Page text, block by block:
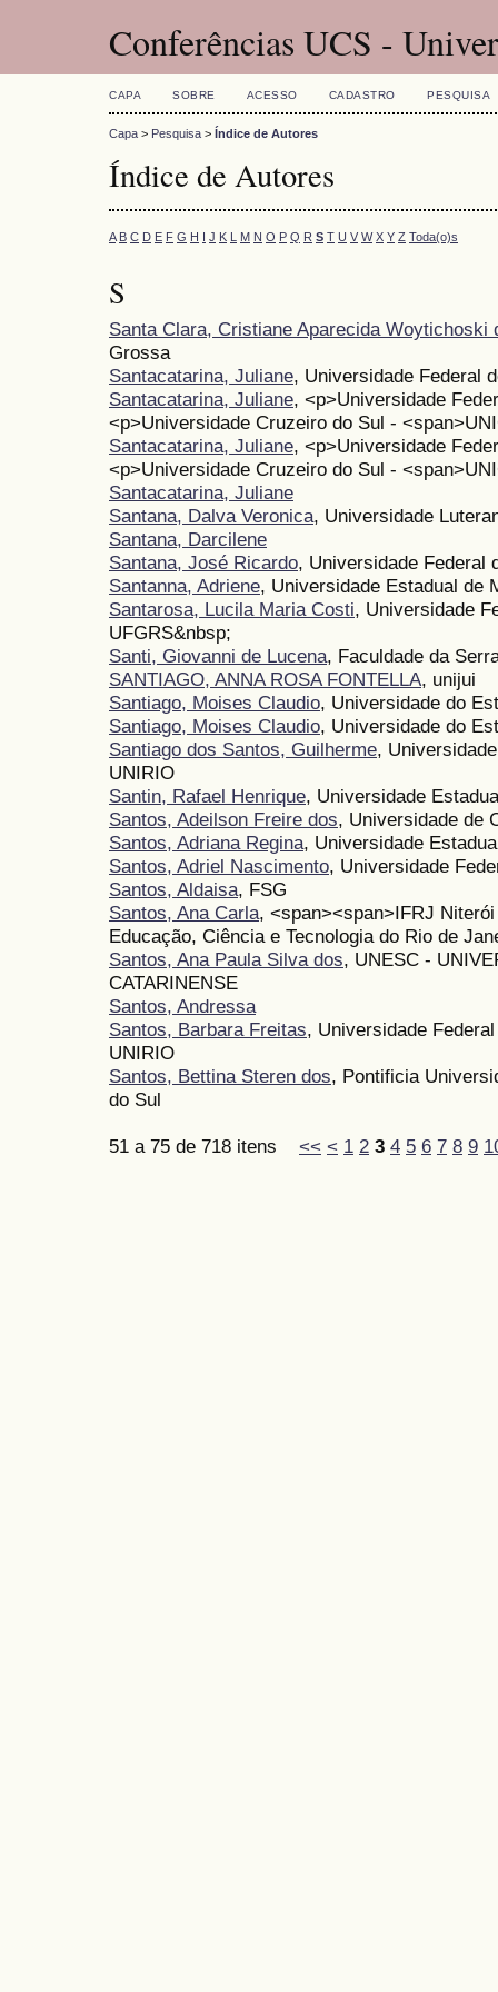
Conferências UCS -
CAPA SOBRE ACESSO CADASTRO PESQUISA
Capa > Pesquisa > Índice de Autores
Índice de Autores
A B C D E F G H I J K L M N O P Q R S T U V W X Y Z Toda(o)s
S
Santa Clara, Cristiane Aparecida Woytichoski
Grossa
Santacatarina, Juliane, Universidade Federal
Santacatarina, Juliane, <p>Universidade
<p>Universidade Cruzeiro do Sul -
Santacatarina, Juliane, <p>Universidade
<p>Universidade Cruzeiro do Sul -
Santacatarina, Juliane
Santana, Dalva Veronica, Universidade
Santana, Darcilene
Santana, José Ricardo, Universidade Federal
Santanna, Adriene, Universidade Estadual de
Santarosa, Lucila Maria Costi, Universidade
UFGRS&nbsp;
Santi, Giovanni de Lucena, Faculdade da
SANTIAGO, ANNA ROSA FONTELLA, unijui
Santiago, Moises Claudio, Universidade do
Santiago, Moises Claudio, Universidade do
Santiago dos Santos, Guilherme,
UNIRIO
Santin, Rafael Henrique, Universidade
Santos, Adeilson Freire dos, Universidade de
Santos, Adriana Regina, Universidade
Santos, Adriel Nascimento, Universidade
Santos, Aldaisa, FSG
Santos, Ana Carla, <span><span>IFRJ
Educação, Ciência e Tecnologia do Rio de
Santos, Ana Paula Silva dos, UNESC -
CATARINENSE
Santos, Andressa
Santos, Barbara Freitas, Universidade
UNIRIO
Santos, Bettina Steren dos, Pontificia
do Sul
51 a 75 de 718 itens << < 1 2 3 4 5 6 7 8 9